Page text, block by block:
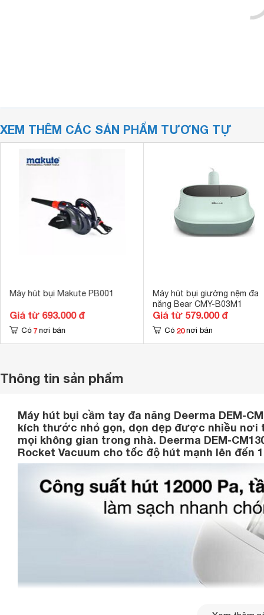
XEM THÊM CÁC SẢN PHẨM TƯƠNG TỰ
Máy hút bụi Makute PB001
Giá từ 693.000 đ
Có 7 nơi bán
Máy hút bụi giường nệm đa
năng Bear CMY-B03M1
Giá từ 579.000 đ
Có 20 nơi bán
Thông tin sản phẩm
Máy hút bụi cầm tay đa năng Deerma DEM-
kích thước nhỏ gọn, dọn dẹp được nhiều nơi
mọi không gian trong nhà. Deerma DEM-
Rocket Vacuum cho tốc độ hút mạnh lên đến